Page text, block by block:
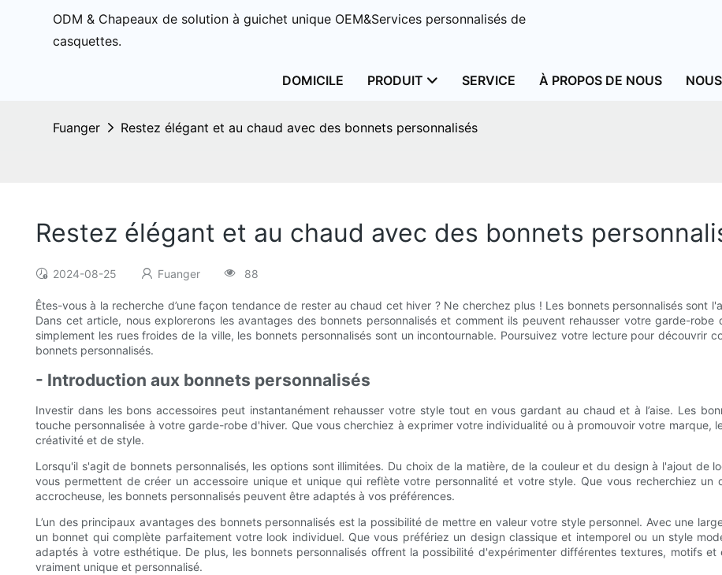
ODM & Chapeaux de solution à guichet unique OEM&Services personnalisés de
casquettes.
DOMICILE PRODUIT SERVICE À PROPOS DE NOUS
Fuanger Restez élégant et au chaud avec des bonnets personnalisés
Restez élégant et au chaud avec des bonnets
2024-08-25 Fuanger 88
Êtes-vous à la recherche d’une façon tendance de rester au chaud cet hiver ? Ne cherchez plus ! Les bonnets personnalisés sont
Dans cet article, nous explorerons les avantages des bonnets personnalisés et comment ils peuvent rehausser votre garde-
simplement les rues froides de la ville, les bonnets personnalisés sont un incontournable. Poursuivez votre lecture pour découvrir
bonnets personnalisés.
- Introduction aux bonnets personnalisés
Investir dans les bons accessoires peut instantanément rehausser votre style tout en vous gardant au chaud et à l’aise. Les
touche personnalisée à votre garde-robe d'hiver. Que vous cherchiez à exprimer votre individualité ou à promouvoir votre marque,
créativité et de style.
Lorsqu'il s'agit de bonnets personnalisés, les options sont illimitées. Du choix de la matière, de la couleur et du design à l'ajout de
vous permettent de créer un accessoire unique et unique qui reflète votre personnalité et votre style. Que vous recherchiez un
accrocheuse, les bonnets personnalisés peuvent être adaptés à vos préférences.
L’un des principaux avantages des bonnets personnalisés est la possibilité de mettre en valeur votre style personnel. Avec une
un bonnet qui complète parfaitement votre look individuel. Que vous préfériez un design classique et intemporel ou un style
adaptés à votre esthétique. De plus, les bonnets personnalisés offrent la possibilité d'expérimenter différentes textures, motifs
vraiment unique et personnalisé.